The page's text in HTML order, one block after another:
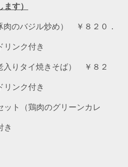
す）
のバジル炒め） ￥８２０．
ンク付き
りタイ焼きそば） ￥８２
ンク付き
ト（鶏肉のグリーンカレ